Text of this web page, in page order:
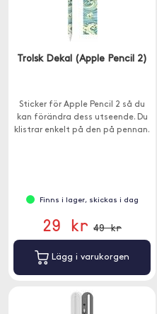
Trolsk Dekal (Apple Pencil 2)
Sticker för Apple Pencil 2 så du
kan förändra dess utseende. Du
klistrar enkelt på den på pennan.
Finns i lager, skickas i dag
29 kr 49 kr
Lägg i varukorgen